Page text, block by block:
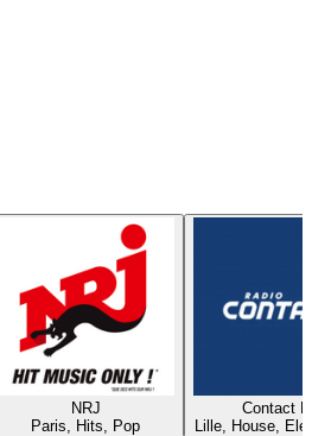
NRJ
Paris, Hits, Pop
Contact
Lille, House,